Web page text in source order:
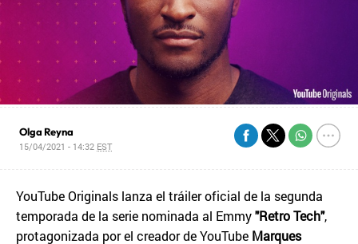
Olga Reyna
15/04/2021 - 14:32 EST
YouTube Originals lanza el tráiler oficial de la segunda
temporada de la serie nominada al Emmy"Retro Tech",
protagonizada por el creador de YouTube Marques